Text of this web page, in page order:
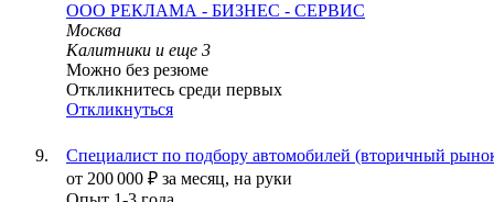
ООО РЕКЛАМА - БИЗНЕС - СЕРВИС
Москва
Калитники и еще 3
Можно без резюме
Откликнитесь среди первых
Откликнуться
Специалист по подбору автомобилей (вторичный
от 200 000 ₽ за месяц, на руки